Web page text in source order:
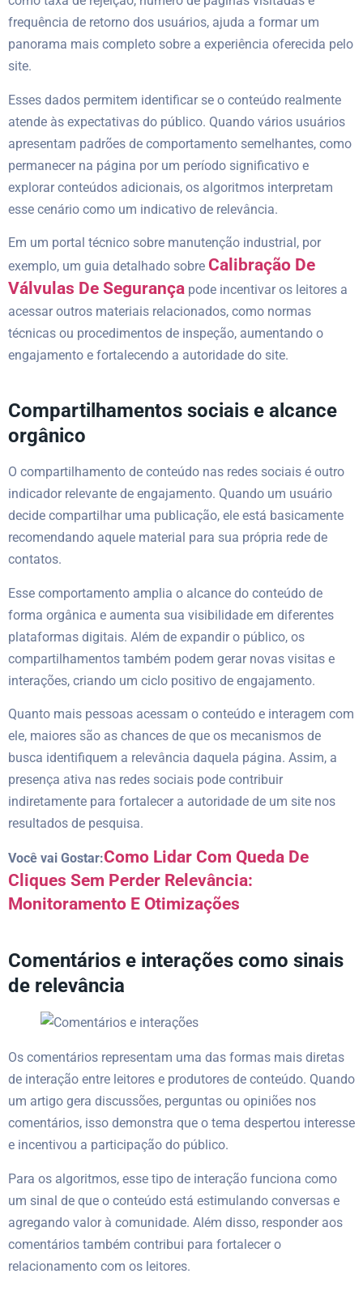
frequência de retorno dos usuários, ajuda a formar um
panorama mais completo sobre a experiência oferecida pelo
site.
Esses dados permitem identificar se o conteúdo realmente
atende às expectativas do público. Quando vários usuários
apresentam padrões de comportamento semelhantes, como
permanecer na página por um período significativo e
explorar conteúdos adicionais, os algoritmos interpretam
esse cenário como um indicativo de relevância.
Em um portal técnico sobre manutenção industrial, por
exemplo, um guia detalhado sobre Calibração De
Válvulas De Segurança pode incentivar os leitores a
acessar outros materiais relacionados, como normas
técnicas ou procedimentos de inspeção, aumentando o
engajamento e fortalecendo a autoridade do site.
Compartilhamentos sociais e alcance
orgânico
O compartilhamento de conteúdo nas redes sociais é outro
indicador relevante de engajamento. Quando um usuário
decide compartilhar uma publicação, ele está basicamente
recomendando aquele material para sua própria rede de
contatos.
Esse comportamento amplia o alcance do conteúdo de
forma orgânica e aumenta sua visibilidade em diferentes
plataformas digitais. Além de expandir o público, os
compartilhamentos também podem gerar novas visitas e
interações, criando um ciclo positivo de engajamento.
Quanto mais pessoas acessam o conteúdo e interagem com
ele, maiores são as chances de que os mecanismos de
busca identifiquem a relevância daquela página. Assim, a
presença ativa nas redes sociais pode contribuir
indiretamente para fortalecer a autoridade de um site nos
resultados de pesquisa.
Você vai Gostar:Como Lidar Com Queda De
Cliques Sem Perder Relevância:
Monitoramento E Otimizações
Comentários e interações como sinais
de relevância
Os comentários representam uma das formas mais diretas
de interação entre leitores e produtores de conteúdo. Quando
um artigo gera discussões, perguntas ou opiniões nos
comentários, isso demonstra que o tema despertou interesse
e incentivou a participação do público.
Para os algoritmos, esse tipo de interação funciona como
um sinal de que o conteúdo está estimulando conversas e
agregando valor à comunidade. Além disso, responder aos
comentários também contribui para fortalecer o
relacionamento com os leitores.